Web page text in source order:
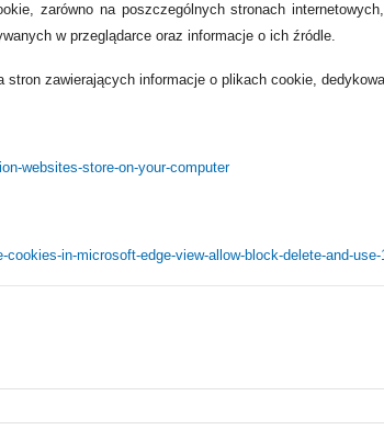
zarówno na poszczególnych stronach
w przeglądarce oraz informacje o ich źródle.
zawierających informacje o plikach cookie,
websites-store-on-your-computer
in-microsoft-edge-view-allow-block-delete-and-use-